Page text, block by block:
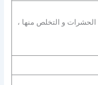
و التخلص منها ،